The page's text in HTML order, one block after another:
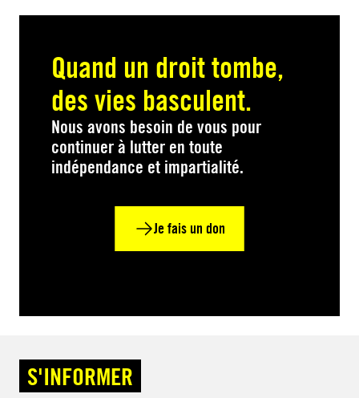
Quand un droit tombe,
des vies basculent.
Nous avons besoin de vous pour
continuer à lutter en toute
indépendance et impartialité.
Je fais un don
S'INFORMER